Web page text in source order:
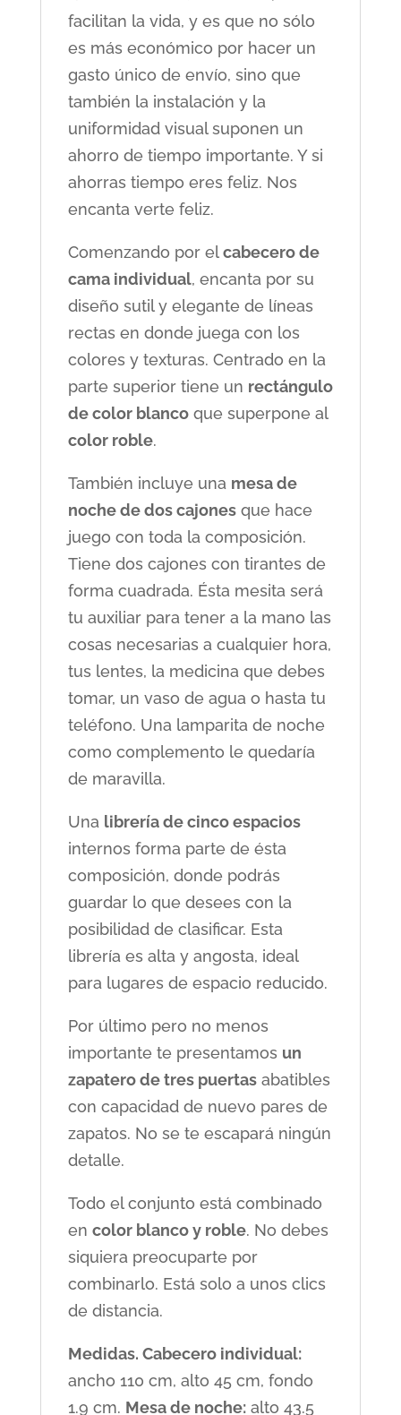
facilitan la vida, y es que no sólo
es más económico por hacer un
gasto único de envío, sino que
también la instalación y la
uniformidad visual suponen un
ahorro de tiempo importante. Y si
ahorras tiempo eres feliz. Nos
encanta verte feliz.
Comenzando por elcabecero de
cama individual, encanta por su
diseño sutil y elegante de líneas
rectas en donde juega con los
colores y texturas. Centrado en la
parte superior tiene un rectángulo
de color blancoque superpone al
color roble.
También incluye una mesa de
noche de dos cajonesque hace
juego con toda la composición.
Tiene dos cajones con tirantes de
forma cuadrada. Ésta mesita será
tu auxiliar para tener a la mano las
cosas necesarias a cualquier hora,
tus lentes, la medicina que debes
tomar, un vaso de agua o hasta tu
teléfono. Una lamparita de noche
como complemento le quedaría
de maravilla.
Una librería de cinco espacios
internos forma parte de ésta
composición, donde podrás
guardar lo que desees con la
posibilidad de clasificar. Esta
librería es alta y angosta, ideal
para lugares de espacio reducido.
Por último pero no menos
importante te presentamos un
zapatero de tres puertasabatibles
con capacidad de nuevo pares de
zapatos. No se te escapará ningún
detalle.
Todo el conjunto está combinado
en color blanco y roble. No debes
siquiera preocuparte por
combinarlo. Está solo a unos clics
de distancia.
Medidas. Cabecero individual:
ancho 110 cm, alto 45 cm, fondo
1.9 cm. Mesa de noche:alto 43.5